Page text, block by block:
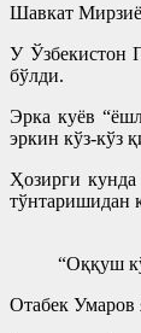
Шавкат
У Ўзбекистон
бўлди.
Эрка куёв
эркин кўз-кўз
Ҳозирги
тўнтаришидан
“Оққуш
Отабек Умаров